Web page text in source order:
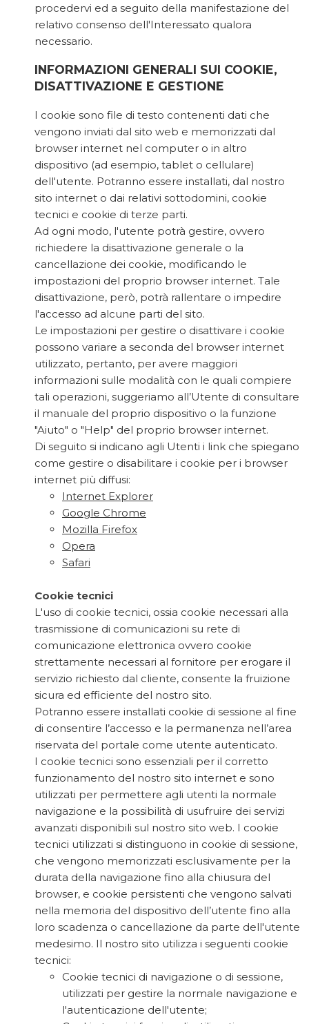
procedervi ed a seguito della manifestazione del
relativo consenso dell'Interessato qualora
necessario.
INFORMAZIONI GENERALI SUI COOKIE,
DISATTIVAZIONE E GESTIONE
I cookie sono file di testo contenenti dati che
vengono inviati dal sito web e memorizzati dal
browser internet nel computer o in altro
dispositivo (ad esempio, tablet o cellulare)
dell'utente. Potranno essere installati, dal nostro
sito internet o dai relativi sottodomini, cookie
tecnici e cookie di terze parti.
Ad ogni modo, l'utente potrà gestire, ovvero
richiedere la disattivazione generale o la
cancellazione dei cookie, modificando le
impostazioni del proprio browser internet. Tale
disattivazione, però, potrà rallentare o impedire
l'accesso ad alcune parti del sito.
Le impostazioni per gestire o disattivare i cookie
possono variare a seconda del browser internet
utilizzato, pertanto, per avere maggiori
informazioni sulle modalità con le quali compiere
tali operazioni, suggeriamo all’Utente di consultare
il manuale del proprio dispositivo o la funzione
"Aiuto" o "Help" del proprio browser internet.
Di seguito si indicano agli Utenti i link che spiegano
come gestire o disabilitare i cookie per i browser
internet più diffusi:
Internet Explorer
Google Chrome
Mozilla Firefox
Opera
Safari
Cookie tecnici
L'uso di cookie tecnici, ossia cookie necessari alla
trasmissione di comunicazioni su rete di
comunicazione elettronica ovvero cookie
strettamente necessari al fornitore per erogare il
servizio richiesto dal cliente, consente la fruizione
sicura ed efficiente del nostro sito.
Potranno essere installati cookie di sessione al fine
di consentire l’accesso e la permanenza nell’area
riservata del portale come utente autenticato.
I cookie tecnici sono essenziali per il corretto
funzionamento del nostro sito internet e sono
utilizzati per permettere agli utenti la normale
navigazione e la possibilità di usufruire dei servizi
avanzati disponibili sul nostro sito web. I cookie
tecnici utilizzati si distinguono in cookie di sessione,
che vengono memorizzati esclusivamente per la
durata della navigazione fino alla chiusura del
browser, e cookie persistenti che vengono salvati
nella memoria del dispositivo dell’utente fino alla
loro scadenza o cancellazione da parte dell'utente
medesimo. Il nostro sito utilizza i seguenti cookie
tecnici:
Cookie tecnici di navigazione o di sessione,
utilizzati per gestire la normale navigazione e
l'autenticazione dell'utente;